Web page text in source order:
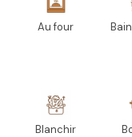
Au four
Blanchir